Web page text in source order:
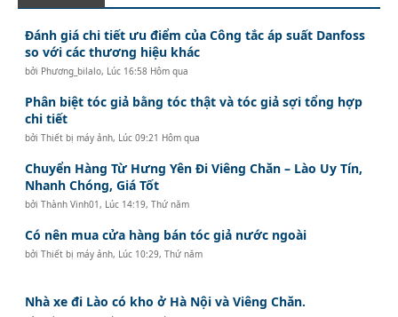
Đánh giá chi tiết ưu điểm của Công tắc áp suất Danfoss
so với các thương hiệu khác
bởi Phương_bilalo, Lúc 16:58 Hôm qua
Phân biệt tóc giả bằng tóc thật và tóc giả sợi tổng hợp
chi tiết
bởiThiết bị máy ảnh, Lúc 09:21 Hôm qua
Chuyển Hàng Từ Hưng Yên Đi Viêng Chăn – Lào Uy Tín,
Nhanh Chóng, Giá Tốt
bởiThành Vinh01 , Lúc 14:19, Thứ năm
Có nên mua cửa hàng bán tóc giả nước ngoài
bởiThiết bị máy ảnh, Lúc 10:29, Thứ năm
Nhà xe đi Lào có kho ở Hà Nội và Viêng Chăn.